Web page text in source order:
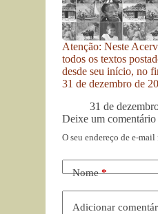
Atenção: Neste
todos os textos
desde seu início, no
31 de dezembro de
31 de
Deixe um comentário
O seu endereço de e-mail
Nome*
Adicionar